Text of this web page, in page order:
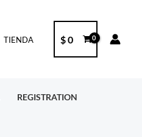
TIENDA $0
REGISTRATION